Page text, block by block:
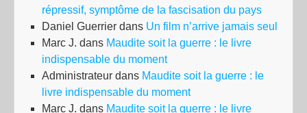
répressif, symptôme de la fascisation du pays
Daniel Guerrier dans Un film n’arrive jamais seul
Marc J. dans Maudite soit la guerre : le livre
indispensable du moment
Administrateur dans Maudite soit la guerre : le
livre indispensable du moment
Marc J. dans Maudite soit la guerre : le livre